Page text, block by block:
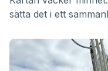
sätta det i ett